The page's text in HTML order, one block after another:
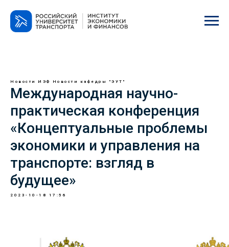
Новости ИЭФ Новости кафедры "ЭУТ"
Международная научно-
практическая конференция
«Концептуальные проблемы
экономики и управления на
транспорте: взгляд в
будущее»
2023-10-18 17:56